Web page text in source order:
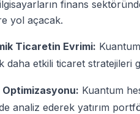
finans
yol açacak.
Ticaretin Evrimi:
daha etkili ticaret stratejileri
Kuantum
analiz ederek yatırım